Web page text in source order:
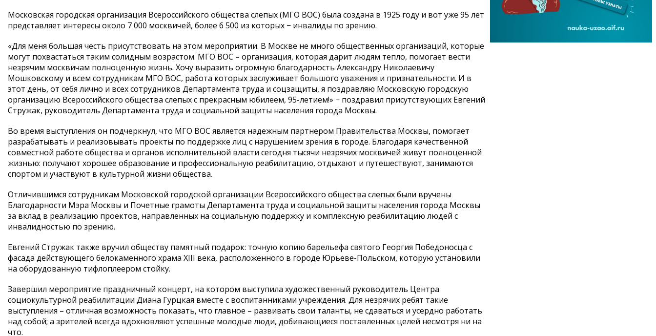
Московская городская организация Всероссийского общества слепых (МГО ВОС) была создана в 1925 году и вот уже 95 лет
представляет интересы около 7 000 москвичей, более 6 500 из которых − инвалиды по зрению.
«Для меня большая честь присутствовать на этом мероприятии. В Москве не много общественных организаций, которые
могут похвастаться таким солидным возрастом. МГО ВОС – организация, которая дарит людям тепло, помогает вести
незрячим москвичам полноценную жизнь. Хочу выразить огромную благодарность Александру Николаевичу
Мошковскому и всем сотрудникам МГО ВОС, работа которых заслуживает большого уважения и признательности. И в
этот день, от себя лично и всех сотрудников Департамента труда и соцзащиты, я поздравляю Московскую городскую
организацию Всероссийского общества слепых с прекрасным юбилеем, 95-летием!» − поздравил присутствующих Евгений
Стружак, руководитель Департамента труда и социальной защиты населения города Москвы.
Во время выступления он подчеркнул, что МГО ВОС является надежным партнером Правительства Москвы, помогает
разрабатывать и реализовывать проекты по поддержке лиц с нарушением зрения в городе. Благодаря качественной
совместной работе общества и органов исполнительной власти сегодня тысячи незрячих москвичей живут полноценной
жизнью: получают хорошее образование и профессиональную реабилитацию, отдыхают и путешествуют, занимаются
спортом и участвуют в культурной жизни общества.
Отличившимся сотрудникам Московской городской организации Всероссийского общества слепых были вручены
Благодарности Мэра Москвы и Почетные грамоты Департамента труда и социальной защиты населения города Москвы
за вклад в реализацию проектов, направленных на социальную поддержку и комплексную реабилитацию людей с
инвалидностью по зрению.
Евгений Стружак также вручил обществу памятный подарок: точную копию барельефа святого Георгия Победоносца с
фасада действующего белокаменного храма XIII века, расположенного в городе Юрьеве-Польском, которую установили
на оборудованную тифлоплеером стойку.
Завершил мероприятие праздничный концерт, на котором выступила художественный руководитель Центра
социокультурной реабилитации Диана Гурцкая вместе с воспитанниками учреждения. Для незрячих ребят такие
выступления – отличная возможность показать, что главное – развивать свои таланты, не сдаваться и усердно работать
над собой; а зрителей всегда вдохновляют успешные молодые люди, добивающиеся поставленных целей несмотря ни на
что.